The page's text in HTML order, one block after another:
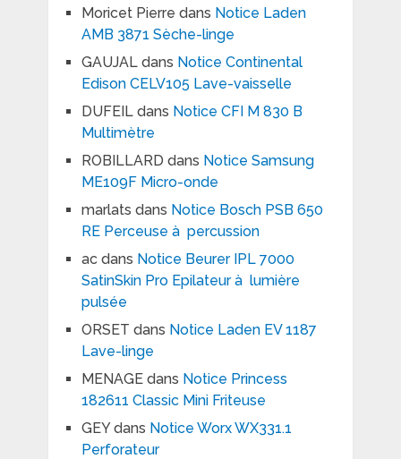
Moricet Pierre dans Notice Laden
AMB 3871 Sèche-linge
GAUJALdans Notice Continental
Edison CELV105 Lave-vaisselle
DUFEILdans Notice CFI M 830 B
Multimètre
ROBILLARD dans Notice Samsung
ME109F Micro-onde
marlats dans Notice Bosch PSB 650
RE Perceuse à percussion
acdans Notice Beurer IPL 7000
SatinSkin Pro Epilateur à lumière
pulsée
ORSET dans Notice Laden EV 1187
Lave-linge
MENAGEdans Notice Princess
182611 Classic Mini Friteuse
GEYdans Notice Worx WX331.1
Perforateur